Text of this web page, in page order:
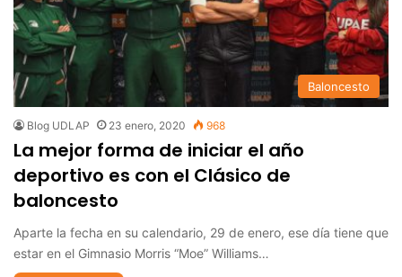
Baloncesto
Blog UDLAP 23 enero, 2020 968
La mejor forma de iniciar el año
deportivo es con el Clásico de
baloncesto
Aparte la fecha en su calendario, 29 de enero, ese día tiene que
estar en el Gimnasio Morris “Moe” Williams…